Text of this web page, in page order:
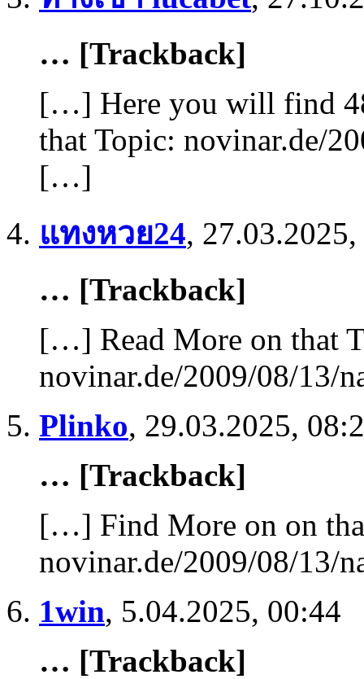
… [Trackback]
[…] Here you will find
that Topic: novinar.de/
[…]
แทงหวย24,
… [Trackback]
[…] Read More on that
novinar.de/2009/08/
Plinko, 29.03.2025,
… [Trackback]
[…] Find More on on
novinar.de/2009/08/
1win, 5.04.2025, 00:44
… [Trackback]